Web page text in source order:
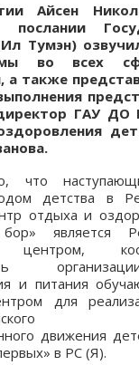
Айсен
послании
Тумэн)
во всех
а также
ГАУ ДО
что
детства в
отдыха и
является
центром,
и питания
для
движения
в РС (Я).